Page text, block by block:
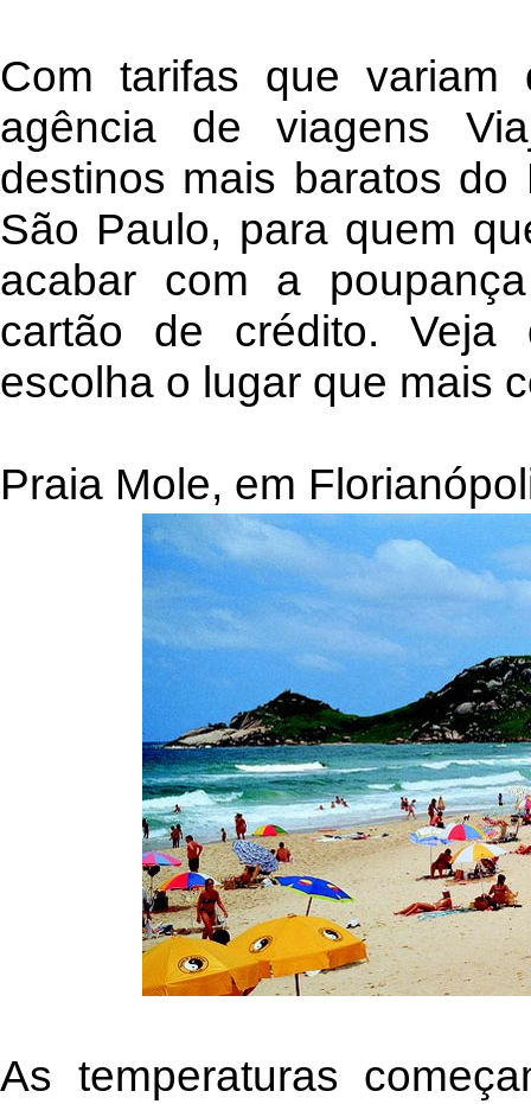
Com tarifas que
agência de viagens
destinos mais baratos
São Paulo, para quem
acabar com a
cartão de crédito.
escolha o lugar que mais
Praia Mole, em
As temperaturas